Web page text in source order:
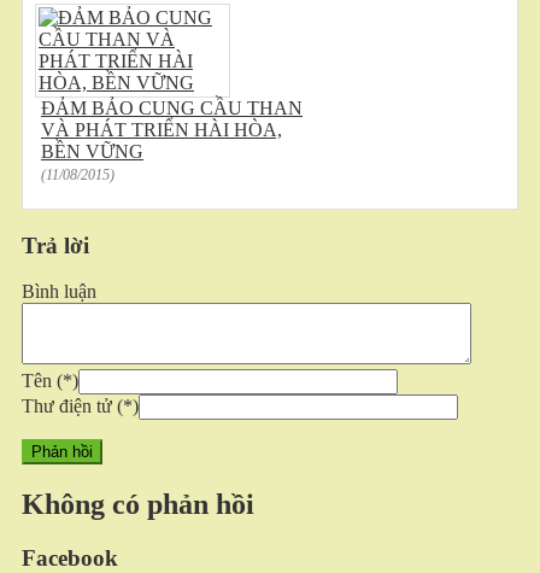
ĐẢM BẢO CUNG CẦU THAN
VÀ PHÁT TRIỂN HÀI HÒA,
BỀN VỮNG
(11/08/2015)
Trả lời
Bình luận
Tên (*)
Thư điện tử (*)
Không có phản hồi
Facebook